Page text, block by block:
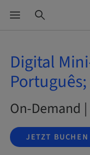
Digital
On-Demand
JETZT BUCHEN